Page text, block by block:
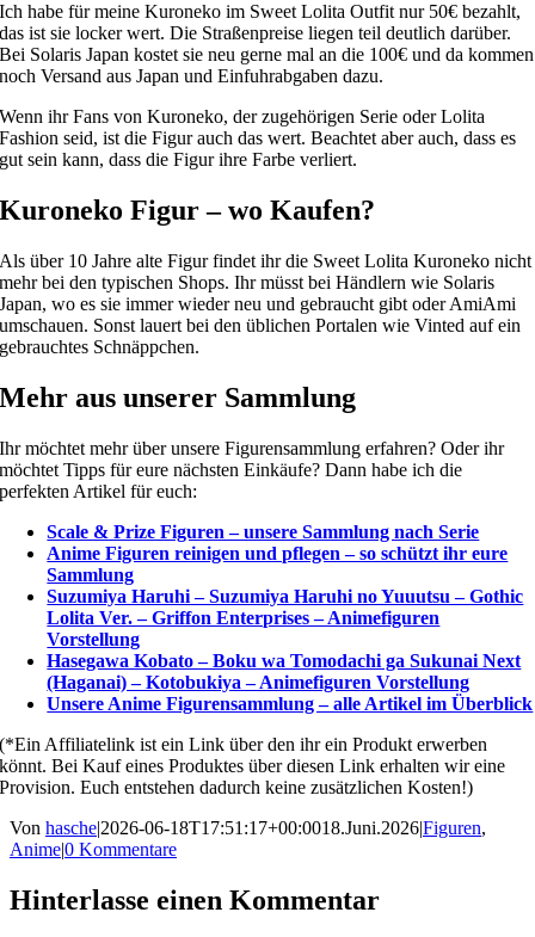
Ich habe für meine Kuroneko im Sweet Lolita Outfit nur 50€ bezahlt,
das ist sie locker wert. Die Straßenpreise liegen teil deutlich darüber.
Bei Solaris Japan kostet sie neu gerne mal an die 100€ und da kommen
noch Versand aus Japan und Einfuhrabgaben dazu.
Wenn ihr Fans von Kuroneko, der zugehörigen Serie oder Lolita
Fashion seid, ist die Figur auch das wert. Beachtet aber auch, dass es
gut sein kann, dass die Figur ihre Farbe verliert.
Kuroneko Figur – wo Kaufen?
Als über 10 Jahre alte Figur findet ihr die Sweet Lolita Kuroneko nicht
mehr bei den typischen Shops. Ihr müsst bei Händlern wie Solaris
Japan, wo es sie immer wieder neu und gebraucht gibt oder AmiAmi
umschauen. Sonst lauert bei den üblichen Portalen wie Vinted auf ein
gebrauchtes Schnäppchen.
Mehr aus unserer Sammlung
Ihr möchtet mehr über unsere Figurensammlung erfahren? Oder ihr
möchtet Tipps für eure nächsten Einkäufe? Dann habe ich die
perfekten Artikel für euch:
Scale & Prize Figuren – unsere Sammlung nach Serie
Anime Figuren reinigen und pflegen – so schützt ihr eure
Sammlung
Suzumiya Haruhi – Suzumiya Haruhi no Yuuutsu – Gothic
Lolita Ver. – Griffon Enterprises – Animefiguren
Vorstellung
Hasegawa Kobato – Boku wa Tomodachi ga Sukunai Next
(Haganai) – Kotobukiya – Animefiguren Vorstellung
Unsere Anime Figurensammlung – alle Artikel im Überblick
(*Ein Affiliatelink ist ein Link über den ihr ein Produkt erwerben
könnt. Bei Kauf eines Produktes über diesen Link erhalten wir eine
Provision. Euch entstehen dadurch keine zusätzlichen Kosten!)
Von hasche|2026-06-18T17:51:17+00:0018.Juni.2026|Figuren,
Anime|0 Kommentare
Hinterlasse einen Kommentar